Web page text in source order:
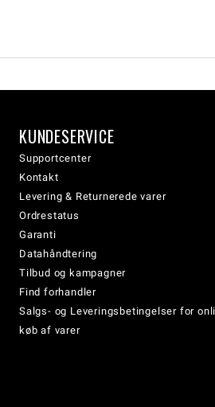
KUNDESERVICE
Supportcenter
Kontakt
Levering & Returnerede varer
Ordrestatus
Garanti
Datahåndtering
Tilbud og kampagner
Find forhandler
Salgs- og Leveringsbetingelser for
køb af varer